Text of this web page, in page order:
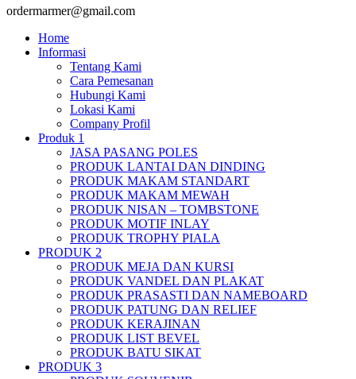
ordermarmer@gmail.com
Home
Informasi
Tentang Kami
Cara Pemesanan
Hubungi Kami
Lokasi Kami
Company Profil
Produk 1
JASA PASANG POLES
PRODUK LANTAI DAN DINDING
PRODUK MAKAM STANDART
PRODUK MAKAM MEWAH
PRODUK NISAN – TOMBSTONE
PRODUK MOTIF INLAY
PRODUK TROPHY PIALA
PRODUK 2
PRODUK MEJA DAN KURSI
PRODUK VANDEL DAN PLAKAT
PRODUK PRASASTI DAN NAMEBOARD
PRODUK PATUNG DAN RELIEF
PRODUK KERAJINAN
PRODUK LIST BEVEL
PRODUK BATU SIKAT
PRODUK 3